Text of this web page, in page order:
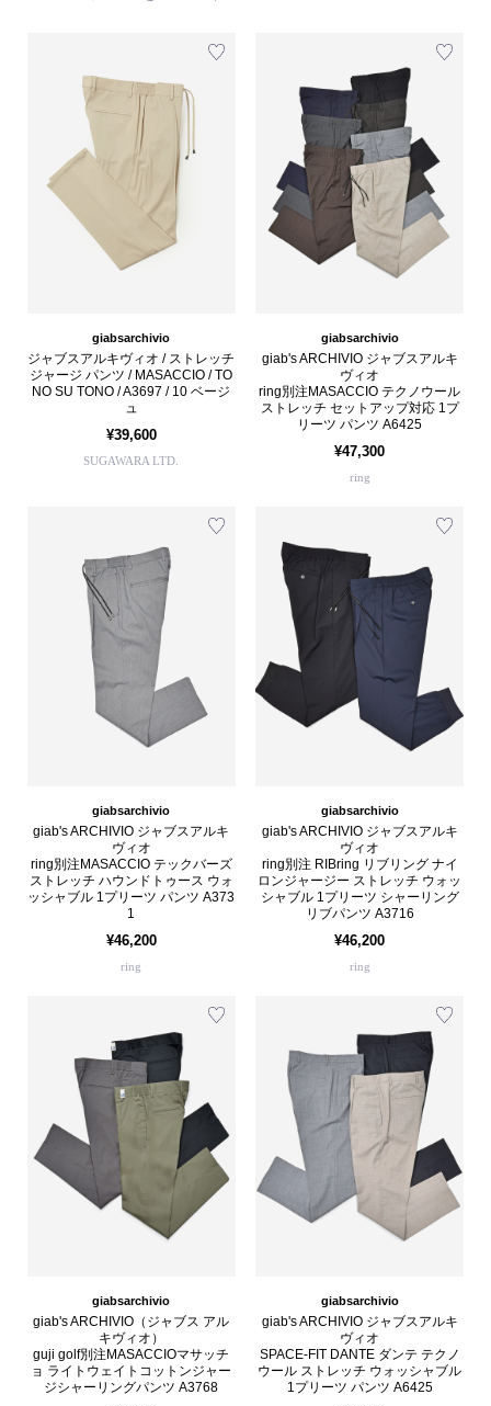
giabsarchivio
ジャブスアルキヴィオ / ストレッチ
ジャージ パンツ / MASACCIO / TO
NO SU TONO / A3697 / 10 ベージ
ュ
¥39,600
SUGAWARA LTD.
giabsarchivio
giab's ARCHIVIO ジャブスアルキ
ヴィオ
ring別注MASACCIO テクノウール
ストレッチ セットアップ対応 1プ
リーツ パンツ A6425
¥47,300
ring
giabsarchivio
giab's ARCHIVIO ジャブスアルキ
ヴィオ
ring別注MASACCIO テックバーズ
ストレッチ ハウンドトゥース ウォ
ッシャブル 1プリーツ パンツ A373
1
¥46,200
ring
giabsarchivio
giab's ARCHIVIO ジャブスアルキ
ヴィオ
ring別注 RIBring リブリング ナイ
ロンジャージー ストレッチ ウォッ
シャブル 1プリーツ シャーリング
リブパンツ A3716
¥46,200
ring
giabsarchivio
giab's ARCHIVIO（ジャブス アル
キヴィオ）
guji golf別注MASACCIOマサッチ
ョ ライトウェイトコットンジャー
ジシャーリングパンツ A3768
giabsarchivio
giab's ARCHIVIO ジャブスアルキ
ヴィオ
SPACE-FIT DANTE ダンテ テクノ
ウール ストレッチ ウォッシャブル
1プリーツ パンツ A6425